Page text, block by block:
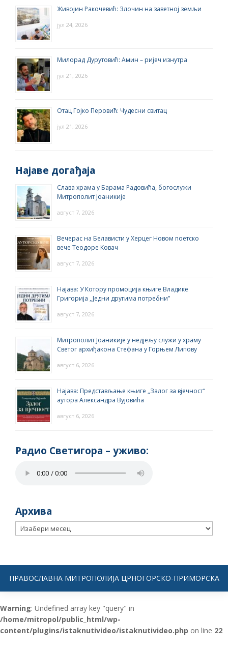
Живојин Ракочевић: Злочин на заветној земљи
јул 24, 2026
Милорад Дурутовић: Амин – ријеч изнутра
јул 21, 2026
Отац Гојко Перовић: Чудесни свитац
јул 21, 2026
Најаве догађаја
Слава храма у Барама Радовића, богослужи
Митрополит Јоаникије
август 7, 2026
Вечерас на Белависти у Херцег Новом поетско
вече Теодоре Ковач
август 7, 2026
Најава: У Котору промоција књиге Владике
Григорија ,,Једни другима потребни”
август 7, 2026
Митрополит Јоаникије у недјељу служи у храму
Светог архиђакона Стефана у Горњем Липову
август 6, 2026
Најава: Представљање књиге „Залог за вјечност“
аутора Александра Вујовића
август 6, 2026
Радио Светигора – yживо:
Архива
Архива
ПРАВОСЛАВНА МИТРОПОЛИЈА ЦРНОГОРСКО-ПРИМОРСКА
Warning: Undefined array key "query" in
/home/mitropol/public_html/wp-
content/plugins/istaknutivideo/istaknutivideo.php on line 22